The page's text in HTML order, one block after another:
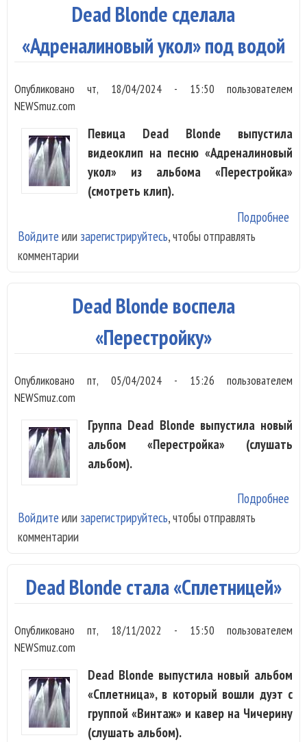
Dead Blonde сделала
«Адреналиновый укол» под водой
Опубликованочт, 18/04/2024 - 15:50 пользователем
NEWSmuz.com
Певица Dead Blonde выпустила
видеоклип на песню «Адреналиновый
укол» из альбома «Перестройка»
(смотреть клип).
Подробнее
Войдите или зарегистрируйтесь, чтобы отправлять
комментарии
Dead Blonde воспела
«Перестройку»
Опубликованопт, 05/04/2024 - 15:26 пользователем
NEWSmuz.com
Группа Dead Blonde выпустила новый
альбом «Перестройка» (слушать
альбом).
Подробнее
Войдите или зарегистрируйтесь, чтобы отправлять
комментарии
Dead Blonde стала «Сплетницей»
Опубликованопт, 18/11/2022 - 15:50 пользователем
NEWSmuz.com
Dead Blonde выпустила новый альбом
«Сплетница», в который вошли дуэт с
группой «Винтаж» и кавер на Чичерину
(слушать альбом).